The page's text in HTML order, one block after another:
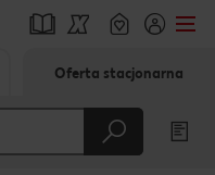
Oferta stacjonarna